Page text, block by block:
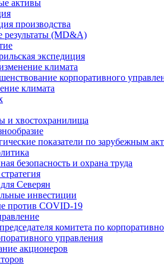
активы
производства
(MD&A)
экспедиция
климата
корпоративного
климата
и хвостохранилища
показатели по зарубежным
безопасность и охрана труда
Северян
инвестиции
против COVID‑19
комитета по
управления
акционеров